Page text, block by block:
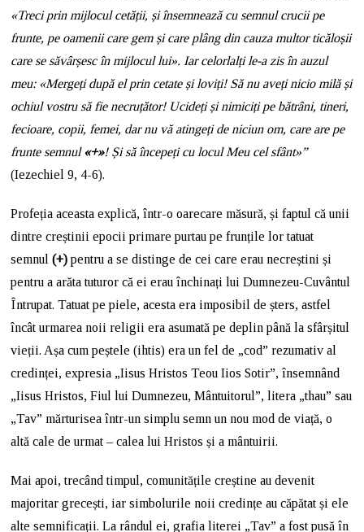
«Treci prin mijlocul cetății, și însemnează cu semnul crucii pe
frunte, pe oamenii care gem și care plâng din cauza multor ticăloșii
care se săvârșesc în mijlocul lui». Iar celorlalți le-a zis în auzul
meu: «Mergeți după el prin cetate și loviți! Să nu aveți nicio milă și
ochiul vostru să fie necruțător! Ucideți și nimiciți pe bătrâni, tineri,
fecioare, copii, femei, dar nu vă atingeți de niciun om, care are pe
frunte semnul«+»! Și să începeți cu locul Meu cel sfânt»”
(Iezechiel 9, 4-6).
Profeția aceasta explică, într-o oarecare măsură, și faptul că unii
dintre creștinii epocii primare purtau pe frunțile lor tatuat
semnul(+) pentru a se distinge de cei care erau necreștini și
pentru a arăta tuturor că ei erau închinați lui Dumnezeu-Cuvântul
Întrupat. Tatuat pe piele, acesta era imposibil de șters, astfel
încât urmarea noii religii era asumată pe deplin până la sfârșitul
vieții. Așa cum peștele (ihtis) era un fel de „cod” rezumativ al
credinței, expresia „Iisus Hristos Teou Iios Sotir”, însemnând
„Iisus Hristos, Fiul lui Dumnezeu, Mântuitorul”, litera „thau” sau
„Tav” mărturisea într-un simplu semn un nou mod de viață, o
altă cale de urmat – calea lui Hristos și a mântuirii.
Mai apoi, trecând timpul, comunitățile creștine au devenit
majoritar grecești, iar simbolurile noii credințe au căpătat și ele
alte semnificații. La rândul ei, grafia literei „Tav” a fost pusă în